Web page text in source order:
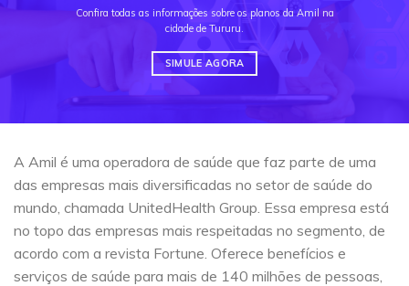
Confira todas as informações sobre os planos da Amil na
cidade de Tururu.
SIMULE AGORA
A Amil é uma operadora de saúde que faz parte de uma
das empresas mais diversificadas no setor de saúde do
mundo, chamada UnitedHealth Group. Essa empresa está
no topo das empresas mais respeitadas no segmento, de
acordo com a revista Fortune. Oferece benefícios e
serviços de saúde para mais de 140 milhões de pessoas,